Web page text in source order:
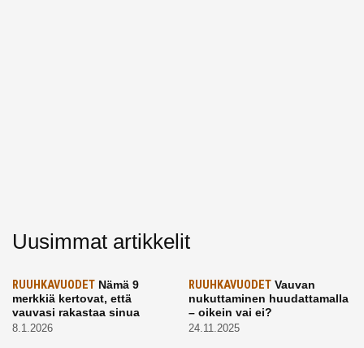
Uusimmat artikkelit
RUUHKAVUODET Nämä 9
merkkiä kertovat, että
vauvasi rakastaa sinua
8.1.2026
RUUHKAVUODETVauvan
nukuttaminen huudattamalla
– oikein vai ei?
24.11.2025